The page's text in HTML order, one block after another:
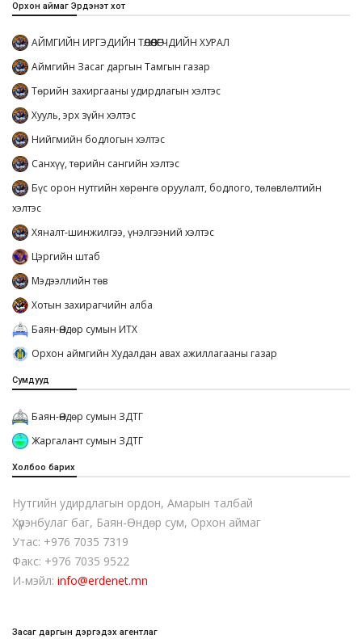
Орхон аймаг Эрдэнэт хот
АЙМГИЙН ИРГЭДИЙН ТӨЛӨӨЛӨГЧДИЙН ХУРАЛ
Аймгийн Засаг даргын Тамгын газар
Төрийн захиргааны удирдлагын хэлтэс
Хууль, эрх зүйн хэлтэс
Нийгмийн бодлогын хэлтэс
Санхүү, төрийн сангийн хэлтэс
Бүс орон нутгийн хөрөнгө оруулалт, бодлого, төлөвлөлтийн
хэлтэс
Хяналт-шинжилгээ, үнэлгээний хэлтэс
Цэргийн штаб
Мэдээллийн төв
Хотын захирагчийн алба
Баян-Өндөр сумын ИТХ
Орхон аймгийн Худалдан авах ажиллагааны газар
Сумдууд
Баян-Өндөр сумын ЗДТГ
Жаргалант сумын ЗДТГ
Холбоо барих
Нутгийн удирдлагын ордон, Амарын талбай
Хүрэнбулаг баг, Баян-Өндөр сум, Орхон аймаг
Утас: +976 7035 7319
Факс: +976 7035 9522
И-мэйл: info@erdenet.mn
Засаг даргын дэргэдэх агентлаг